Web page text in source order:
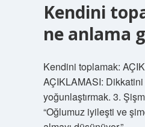
Kendini
ne anlama
Kendini toplamak:
AÇIKLAMASI:
yoğunlaştırmak. 3.
“Oğlumuz iyileşti ve